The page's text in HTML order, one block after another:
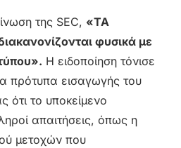
της SEC, «ΤΑ
φυσικά με
Η ειδοποίηση τόνισε
πρότυπα εισαγωγής του
ότι το υποκείμενο
απαιτήσεις, όπως η
μετοχών που